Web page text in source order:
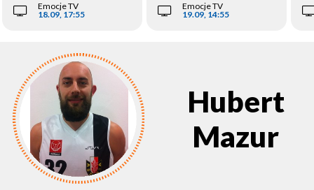
Emocje TV
18.09, 17:55
Emocje TV
19.09, 14:55
Hubert
Mazur